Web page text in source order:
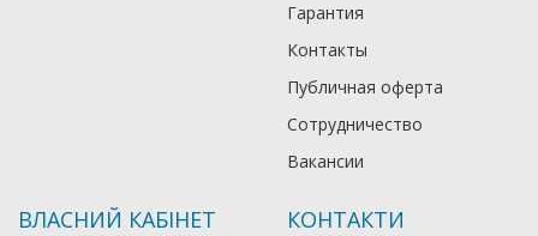
Гарантия
Контакты
Публичная оферта
Сотрудничество
Вакансии
ВЛАСНИЙ КАБІНЕТ КОНТАКТИ